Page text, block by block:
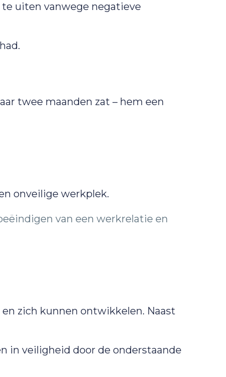
uiten vanwege negatieve
twee maanden zat – hem een
onveilige werkplek.
van een werkrelatie en
zich kunnen ontwikkelen. Naast
in veiligheid door de onderstaande